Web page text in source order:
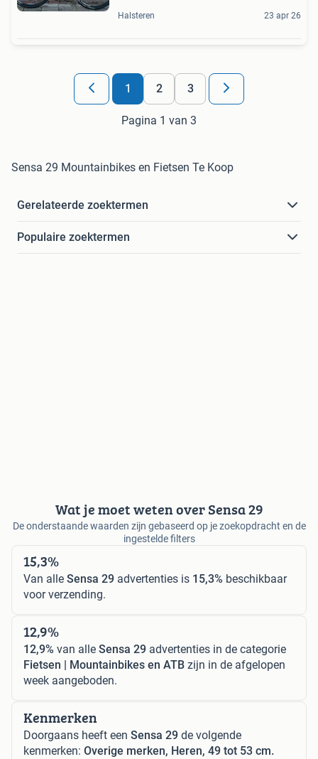
Halsteren 23 apr 26
1 2 3
Pagina 1 van 3
Sensa 29 Mountainbikes en Fietsen Te Koop
Gerelateerde zoektermen
Populaire zoektermen
Wat je moet weten over Sensa 29
De onderstaande waarden zijn gebaseerd op je zoekopdracht en de
ingestelde filters
15,3%
Van alle Sensa 29 advertenties is 15,3% beschikbaar
voor verzending.
12,9%
12,9% van alle Sensa 29 advertenties in de categorie
Fietsen | Mountainbikes en ATB zijn in de afgelopen
week aangeboden.
Kenmerken
Doorgaans heeft een Sensa 29 de volgende
kenmerken: Overige merken, Heren, 49 tot 53 cm.